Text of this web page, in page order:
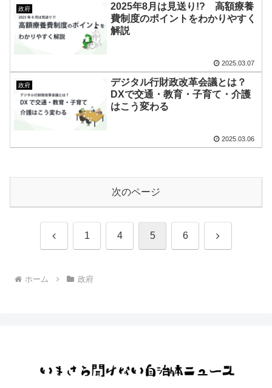
政府
2025年8月は見送り!? 高額療養
費制度のポイントをわかりやすく
解説
2025.03.07
政府
デジタル行財政改革会議とは？
DXで交通・教育・子育て・介護
はこう変わる
2025.03.06
次のページ
前 1 4 5 6 次
ホーム 政府